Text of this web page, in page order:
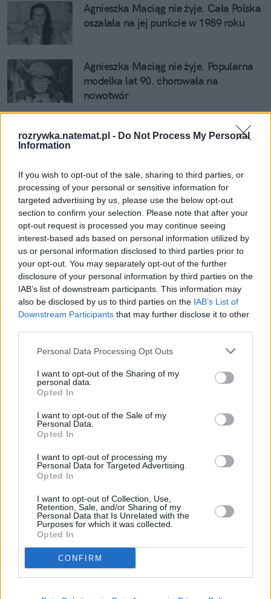
rozrywka.natemat.pl - Do Not Process My Personal
Information
If you wish to opt-out of the sale, sharing to third parties, or
processing of your personal or sensitive information for
targeted advertising by us, please use the below opt-out
section to confirm your selection. Please note that after your
opt-out request is processed you may continue seeing
interest-based ads based on personal information utilized by
us or personal information disclosed to third parties prior to
your opt-out. You may separately opt-out of the further
disclosure of your personal information by third parties on the
IAB’s list of downstream participants. This information may
also be disclosed by us to third parties on the IAB’s List of
Downstream Participants that may further disclose it to other
Personal Data Processing Opt Outs
I want to opt-out of the Sharing of my
personal data.
Opted In
I want to opt-out of the Sale of my
Personal Data.
Opted In
I want to opt-out of processing my
Personal Data for Targeted Advertising.
Opted In
I want to opt-out of Collection, Use,
Retention, Sale, and/or Sharing of my
Personal Data that Is Unrelated with the
Purposes for which it was collected.
Opted In
CONFIRM
Agnieszka Maciąg nie żyje. Cała Polska
oszalała na jej punkcie w 1989 roku
Agnieszka Maciąg nie żyje. Popularna
modelka lat 90. chorowała na
nowotwór
Pogrzeb Agnieszki Maciąg był świecki.
Przemowa kobiet mocno mnie
Profil Agnieszki Maciąg znów aktywny.
Poruszyła mnie wiadomość od męża
zmarłej
Agnieszkę Maciąg żegnają gwiazdy.
Gdy to czytam, łzy same płyną do oczu
Kolega Maciąg z De Mono wiedział o jej
chorobie. "Skrajnie trudna sytuacja"
Nie przegap żadnej ważnej wiadomości i
obserwuj nas w Google News!
Więcej:
Śmierć Modelki